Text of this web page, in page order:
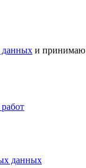
данных и принимаю
данных